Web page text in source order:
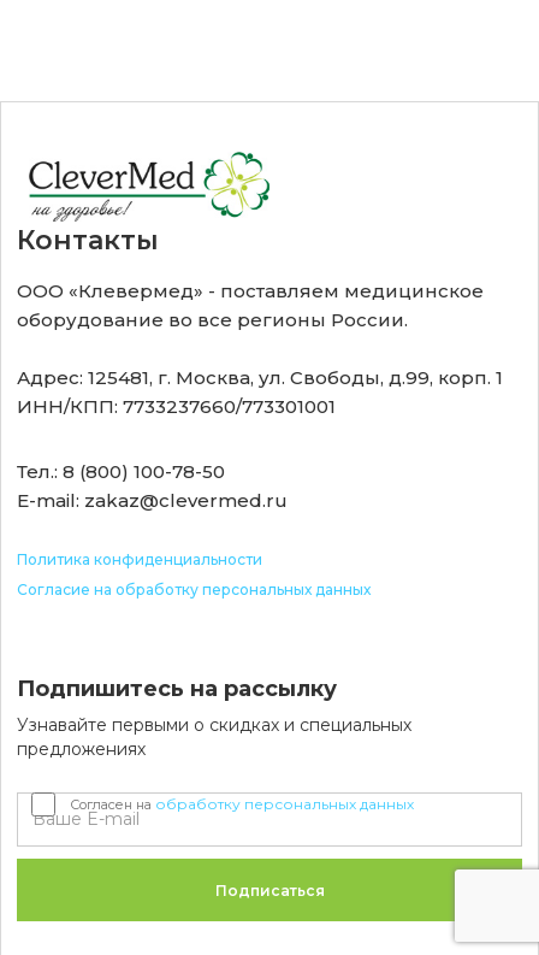
Контакты
ООО «Клевермед» - поставляем медицинское
оборудование во все регионы России.
Адрес: 125481, г. Москва, ул. Свободы, д.99, корп. 1
ИНН/КПП: 7733237660/773301001
Тел.: 8 (800) 100-78-50
E-mail: zakaz@clevermed.ru
Политика конфиденциальности
Согласие на обработку персональных данных
Подпишитесь на рассылку
Узнавайте первыми о скидках и специальных
предложениях
Согласен на обработку персональных данных